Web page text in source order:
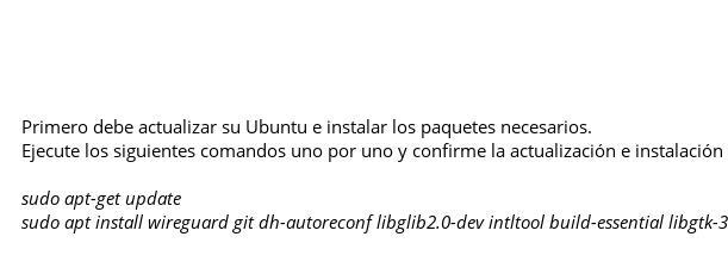
Primero debe actualizar su Ubuntu e instalar los paquetes necesarios.
Ejecute los siguientes comandos uno por uno y confirme la actualización e
sudo apt-get update
sudo apt install wireguard git dh-autoreconf libglib2.0-dev intltool build-essential libgtk-